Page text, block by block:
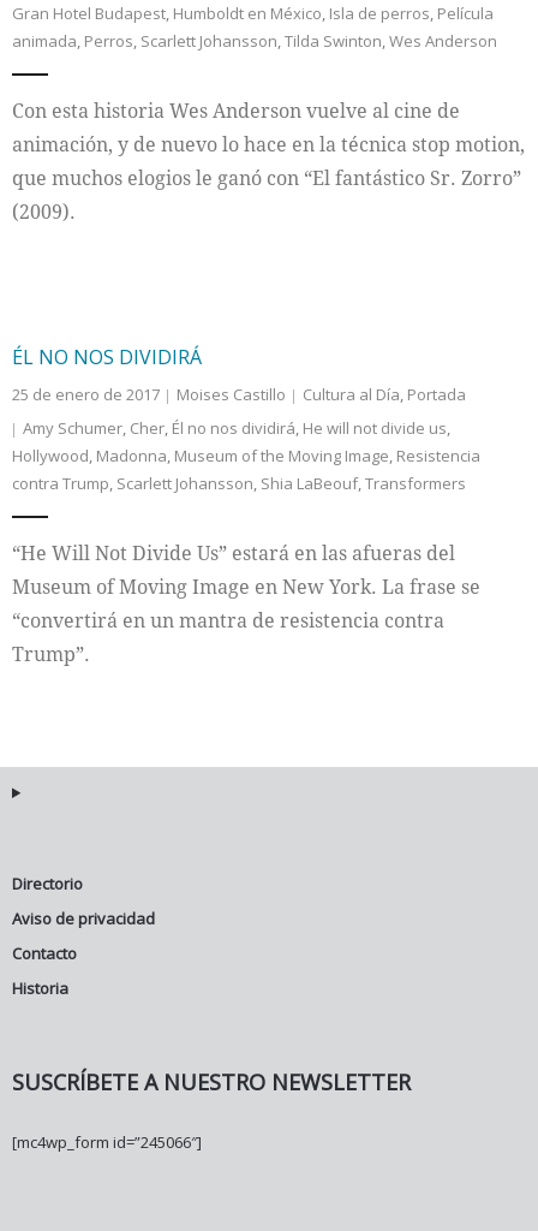
Gran Hotel Budapest, Humboldt en México, Isla de perros, Película
animada, Perros, Scarlett Johansson,Tilda Swinton,Wes Anderson
Con esta historia Wes Anderson vuelve al cine de
animación, y de nuevo lo hace en la técnica stop motion,
que muchos elogios le ganó con “El fantástico Sr. Zorro”
(2009).
ÉL NO NOS DIVIDIRÁ
25 de enero de 2017 Moises Castillo Cultura al Día, Portada
Amy Schumer, Cher, Él no nos dividirá, He will not divide us,
Hollywood, Madonna, Museum of the Moving Image, Resistencia
contra Trump, Scarlett Johansson, Shia LaBeouf,Transformers
“He Will Not Divide Us” estará en las afueras del
Museum of Moving Image en New York. La frase se
“convertirá en un mantra de resistencia contra
Trump”.
Directorio
Aviso de privacidad
Contacto
Historia
SUSCRÍBETE A NUESTRO NEWSLETTER
[mc4wp_form id=”245066″]